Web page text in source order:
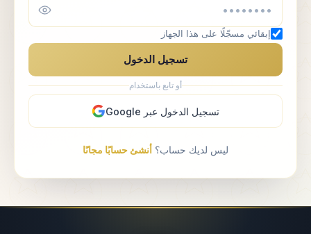
إبقائي مسجّلًا على هذا الجهاز
تسجيل الدخول
أو تابع باستخدام
تسجيل الدخول عبر Google
ليس لديك حساب؟ أنشئ حسابًا مجانًا